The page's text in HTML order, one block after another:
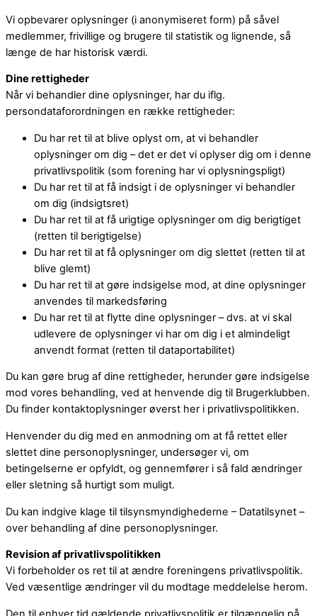
Vi opbevarer oplysninger (i anonymiseret form) på såvel
medlemmer, frivillige og brugere til statistik og lignende, så
længe de har historisk værdi.
Dine rettigheder
Når vi behandler dine oplysninger, har du iflg.
persondataforordningen en række rettigheder:
Du har ret til at blive oplyst om, at vi behandler
oplysninger om dig – det er det vi oplyser dig om i denne
privatlivspolitik (som forening har vi oplysningspligt)
Du har ret til at få indsigt i de oplysninger vi behandler
om dig (indsigtsret)
Du har ret til at få urigtige oplysninger om dig berigtiget
(retten til berigtigelse)
Du har ret til at få oplysninger om dig slettet (retten til at
blive glemt)
Du har ret til at gøre indsigelse mod, at dine oplysninger
anvendes til markedsføring
Du har ret til at flytte dine oplysninger – dvs. at vi skal
udlevere de oplysninger vi har om dig i et almindeligt
anvendt format (retten til dataportabilitet)
Du kan gøre brug af dine rettigheder, herunder gøre indsigelse
mod vores behandling, ved at henvende dig til Brugerklubben.
Du finder kontaktoplysninger øverst her i privatlivspolitikken.
Henvender du dig med en anmodning om at få rettet eller
slettet dine personoplysninger, undersøger vi, om
betingelserne er opfyldt, og gennemfører i så fald ændringer
eller sletning så hurtigt som muligt.
Du kan indgive klage til tilsynsmyndighederne – Datatilsynet –
over behandling af dine personoplysninger.
Revision af privatlivspolitikken
Vi forbeholder os ret til at ændre foreningens privatlivspolitik.
Ved væsentlige ændringer vil du modtage meddelelse herom.